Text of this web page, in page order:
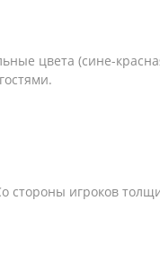
цвета (сине-
игроков